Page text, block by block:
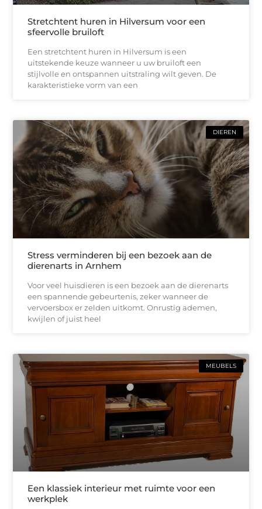
Stretchtent huren in Hilversum voor een
sfeervolle bruiloft
Een stretchtent huren in Hilversum is een
uitstekende keuze wanneer u uw bruiloft een
stijlvolle en ontspannen uitstraling wilt geven. De
karakteristieke vorm van een
DIEREN
Stress verminderen bij een bezoek aan de
dierenarts in Arnhem
Voor veel huisdieren is een bezoek aan de dierenarts
een spannende gebeurtenis, zeker wanneer de
vervoersbox er zelden uitkomt. Onrustig ademen,
kwijlen of juist heel
MEUBELS
Een klassiek interieur met ruimte voor een
werkplek